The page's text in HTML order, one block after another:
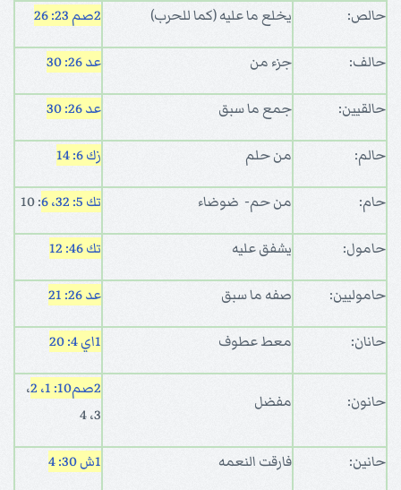
حالص: يخلع ما عليه (كما للحرب) 2صم 23: 26
حالف: جزء من عد 26: 30
حالقيين: جمع ما سبق عد 26: 30
حالم: من حلم زك 6: 14
حام: من حم- ضوضاء تك 5: 32، 6 : 10
حامول: يشفق عليه تك 46: 12
حاموليين: صفه ما سبق عد 26: 21
حانان: معط عطوف 1اي 4: 20
حانون: مفضل
2صم10: 1، 2
،
3، 4
حانين: فارقت النعمه 1ش 30: 4